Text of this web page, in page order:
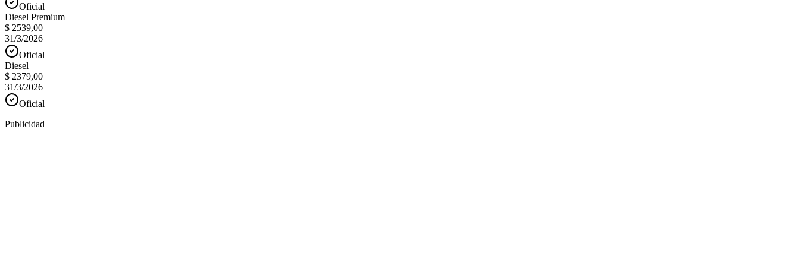
Oficial
Diesel Premium
$ 2539,00
31/3/2026
Oficial
Diesel
$ 2379,00
31/3/2026
Oficial
Publicidad